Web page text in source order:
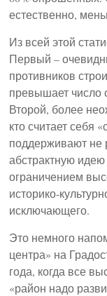
естественно,
Из всей этой
Первый –
противников
превышает число
Второй, более
кто считает себя
поддерживают не
абстрактную идею
ограничением
историко-
исключающего.
Это немного
центра» на
года, когда все
«район надо